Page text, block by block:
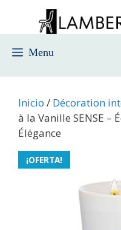
contenido
Menu
Inicio / Décoration
à la Vanille SENSE –
Élégance
¡OFERTA!